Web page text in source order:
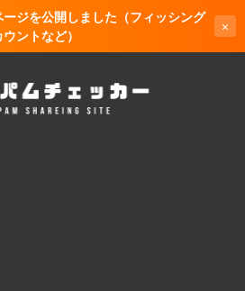
ージを公開しました（フィッシング
ントなど）
×